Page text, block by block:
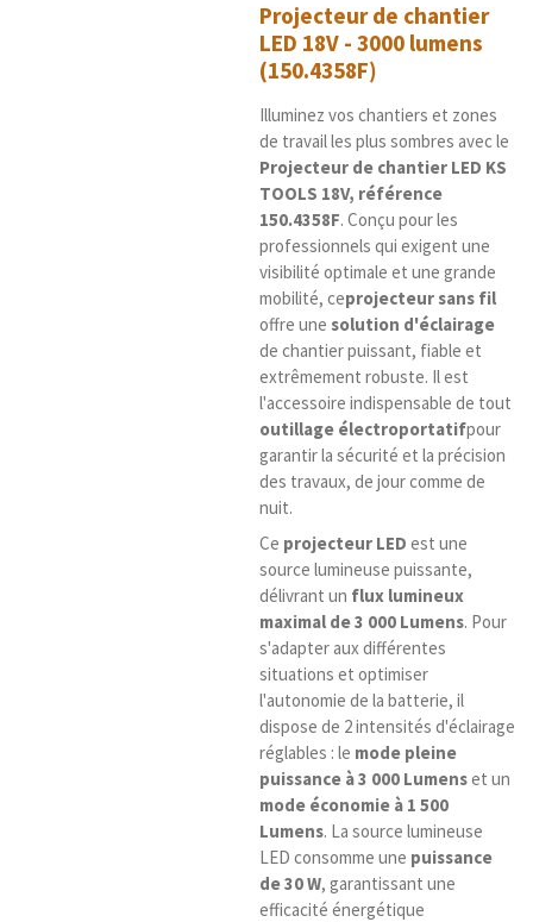
Projecteur de chantier
LED 18V - 3000 lumens
(150.4358F)
Illuminez vos chantiers et zones
de travail les plus sombres avec le
Projecteur de chantier LED KS
TOOLS 18V, référence
150.4358F. Conçu pour les
professionnels qui exigent une
visibilité optimale et une grande
mobilité, ceprojecteur sans fil
offre une solution d'éclairage
de chantier puissant, fiable et
extrêmement robuste. Il est
l'accessoire indispensable de tout
outillage électroportatifpour
garantir la sécurité et la précision
des travaux, de jour comme de
nuit.
Ce projecteur LED est une
source lumineuse puissante,
délivrant un flux lumineux
maximal de 3 000 Lumens. Pour
s'adapter aux différentes
situations et optimiser
l'autonomie de la batterie, il
dispose de 2 intensités d'éclairage
réglables : le mode pleine
puissance à 3 000 Lumenset un
mode économie à 1 500
Lumens. La source lumineuse
LED consomme une puissance
de 30 W, garantissant une
efficacité énergétique